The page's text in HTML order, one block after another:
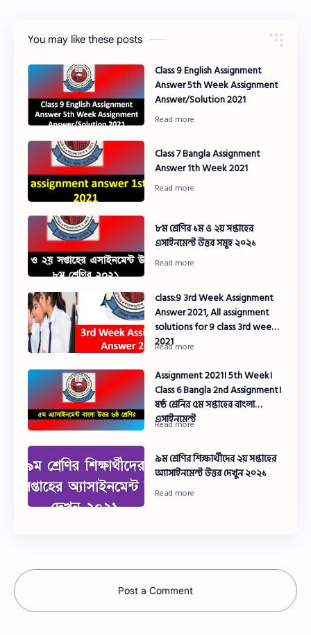
You may like these posts
Class 9 English Assignment
Answer 5th Week Assignment
Answer/Solution 2021
Class 7 Bangla Assignment
Answer 1th Week 2021
৮ম শ্রেণির ১ম ও ২য় সপ্তাহের
এসাইনমেন্ট উত্তর সমূহ ২০২১
class:9 3rd Week Assignment
Answer 2021, All assignment
solutions for 9 class 3rd week
2021
Assignment 2021। 5th Week।
Class 6 Bangla 2nd Assignment।
ষষ্ঠ শ্রেনির ৫ম সপ্তাহের বাংলা
এসাইনমেন্ট
৯ম শ্রেণির শিক্ষার্থীদের ২য় সপ্তাহের
অ্যাসাইনমেন্ট উত্তর দেখুন ২০২১
Post a Comment